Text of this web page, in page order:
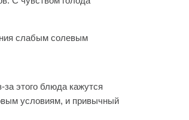
слабым солевым
этого блюда кажутся
условиям, и привычный